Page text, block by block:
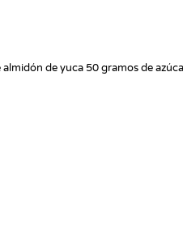
de yuca 50 gramos de